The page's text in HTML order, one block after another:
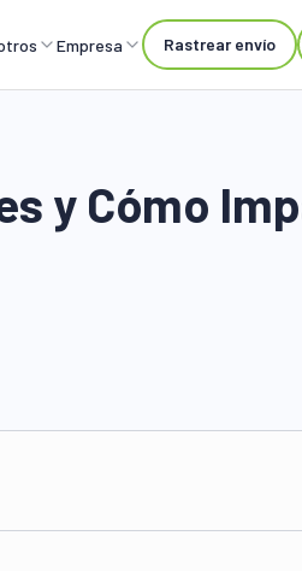
Empresa Rastrear envío
y Cómo